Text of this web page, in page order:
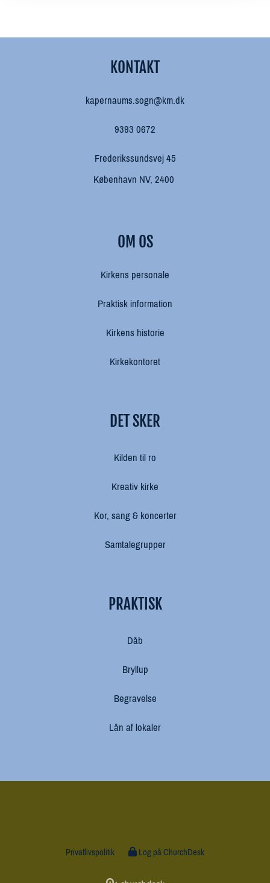
KONTAKT
kapernaums.sogn@km.dk
9393 0672
Frederikssundsvej 45
København NV, 2400
OM OS
Kirkens personale
Praktisk information
Kirkens historie
Kirkekontoret
DET SKER
Kilden til ro
Kreativ kirke
Kor, sang & koncerter
Samtalegrupper
PRAKTISK
Dåb
Bryllup
Begravelse
Lån af lokaler
Privatlivspolitik Log på ChurchDesk